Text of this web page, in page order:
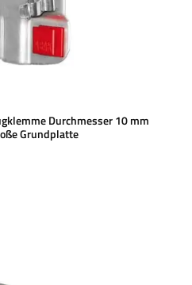
Durchmesser 10 mm
Grundplatte